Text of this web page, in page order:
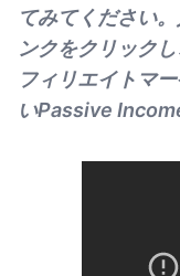
てみてください
ンクをクリック
フィリエイトマ
いPassive